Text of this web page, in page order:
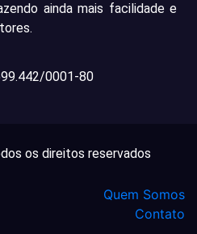
ainda mais facilidade e
0001-80
os direitos reservados
Quem Somos
Contato